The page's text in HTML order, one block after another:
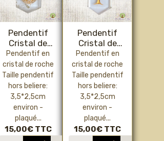
Pendentif
Cristal de
roche "Fleur
de Vie"
Pendentif en
cristal de roche
Taille pendentif
hors beliere:
3,5*2,5cm
environ -
plaqué...
15,00€ TTC
Pendentif
Cristal de
roche "Arbre
de Vie"
Pendentif en
cristal de roche
Taille pendentif
hors beliere:
3,5*2,5cm
environ -
plaqué...
15,00€ TTC